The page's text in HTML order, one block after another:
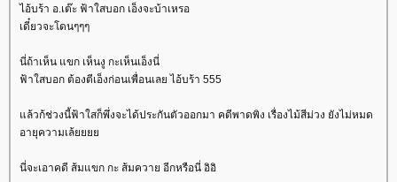
ไอ้บร้า อ.เต๊ะ ฟ้าใสบอก เอ็งจะบ้าเหรอ
เดี๋ยวจะโดนๆๆๆ
นี่ถ้าเห็น แขก เห็นงู กะเห็นเอ็งนี่
ฟ้าใสบอก ต้องตีเอ็งก่อนเพื่อนเลย ไอ้บร้า 555
ล้วก้ช่วงนี้ฟ้าใสก็พึ่งจะได้ประกันตัวออกมา คดีพาดพิง เรื่องไม้สีม่วง ยังไม่หมด
อายุความเล้
นี่จะเอาคดี ส้มแขก กะ ส้มควาย อีกหรือนี่ อิอิ